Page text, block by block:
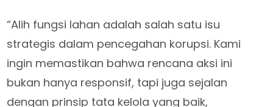
“Alih fungsi lahan adalah salah satu isu
strategis dalam pencegahan korupsi. Kami
ingin memastikan bahwa rencana aksi ini
bukan hanya responsif, tapi juga sejalan
dengan prinsip tata kelola yang baik,